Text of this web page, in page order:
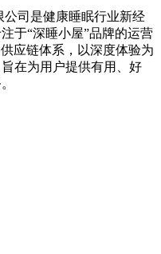
司是健康睡眠行业新经
于“深睡小屋”品牌的运营
应链体系，以深度体验为
在为用户提供有用、好